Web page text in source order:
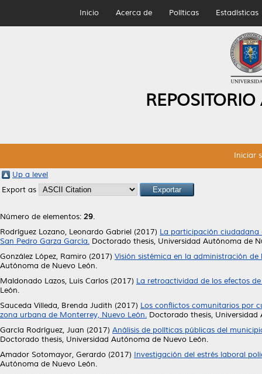
Inicio Acerca de Políticas Estadísticas
Iniciar
Up a level
Export as
Número de elementos: 29.
Rodríguez Lozano, Leonardo Gabriel (2017) La participación ciudadana
San Pedro Garza García. Doctorado thesis, Universidad Autónoma de
González López, Ramiro (2017) Visión sistémica en la administración
Autónoma de Nuevo León.
Maldonado Lazos, Luis Carlos (2017) La retroactividad de los efectos
León.
Sauceda Villeda, Brenda Judith (2017) Los conflictos comunitarios por
zona urbana de Monterrey, Nuevo León. Doctorado thesis,
García Rodríguez, Juan (2017) Análisis de políticas públicas del
Doctorado thesis, Universidad Autónoma de Nuevo León.
Amador Sotomayor, Gerardo (2017) Investigación del estrés laboral
Autónoma de Nuevo León.